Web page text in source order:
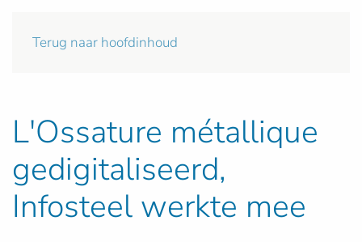
Terug naar hoofdinhoud
L'Ossature métallique
gedigitaliseerd,
Infosteel werkte mee